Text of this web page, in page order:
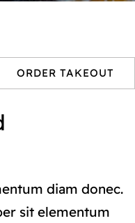
ORDER TAKEOUT
diam donec.
sit elementum